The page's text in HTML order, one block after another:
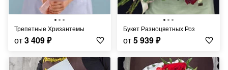
Трепетные Хризантемы
от3 409₽
Букет Разноцветных Роз
от5 939₽